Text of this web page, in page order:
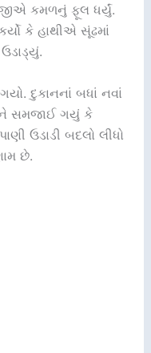
કમળનું ફૂલ ધર્યું.
કે હાથીએ સૂંઢમાં
દુકાનનાં બધાં નવાં
સમજાઈ ગયું કે
ઉડાડી બદલો લીધો
છે.